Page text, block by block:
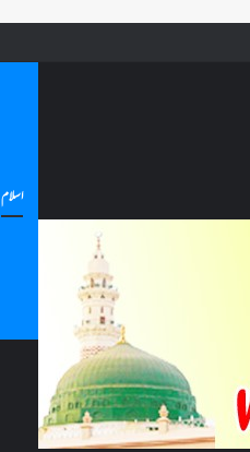
مسجد کسے کہتے ہیں ، اور کیا معتکف فنائے مسجد میں جا سکتا ہے؟
اسلام